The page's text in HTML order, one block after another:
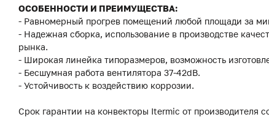
ОСОБЕННОСТИ И ПРЕИМУЩЕСТВА:
- Равномерный прогрев помещений любой площади за
- Надежная сборка, использование в производстве
рынка.
- Широкая линейка типоразмеров, возможность
- Бесшумная работа вентилятора 37-42dB.
- Устойчивость к воздействию коррозии.
Срок гарантии на конвекторы Itermic от производителя